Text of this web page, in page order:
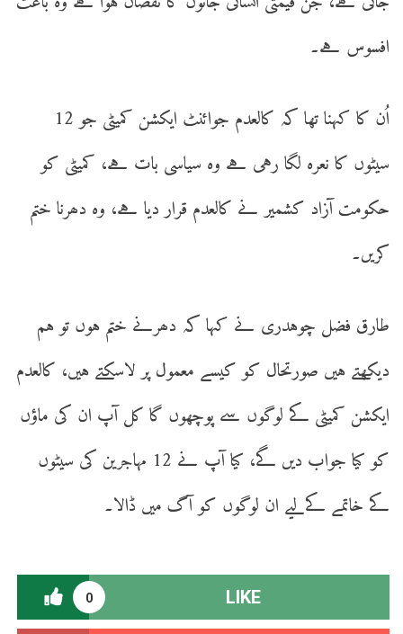
افسوس ہے۔
اُن کا کہنا تھا کہ کالعدم جوائنٹ ایکشن کمیٹی جو 12
سیٹوں کا نعرہ لگا رہی ہے وہ سیاسی بات ہے، کمیٹی کو
حکومت آزاد کشمیر نے کالعدم قرار دیا ہے، وہ دھرنا ختم
کریں۔
طارق فضل چوہدری نے کہا کہ دھرنے ختم ہوں تو ہم
دیکھتے ہیں صورتحال کو کیسے معمول پر لاسکتے ہیں، کالعدم
ایکشن کمیٹی کے لوگوں سے پوچھوں گا کل آپ ان کی ماؤں
کو کیا جواب دیں گے، کیا آپ نے 12 مہاجرین کی سیٹوں
کے خاتمے کےلیے ان لوگوں کو آگ میں ڈالا۔
0 LIKE